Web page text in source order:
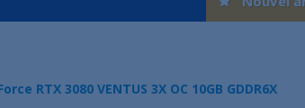
RTX 3080 VENTUS 3X OC 10GB GDDR6X